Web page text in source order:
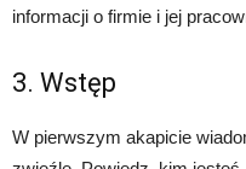
informacji o firmie i jej
3. Wstęp
W pierwszym akapicie